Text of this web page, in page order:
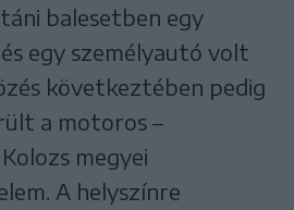
balesetben egy
egy személyautó volt
következtében pedig
a motoros –
megyei
A helyszínre